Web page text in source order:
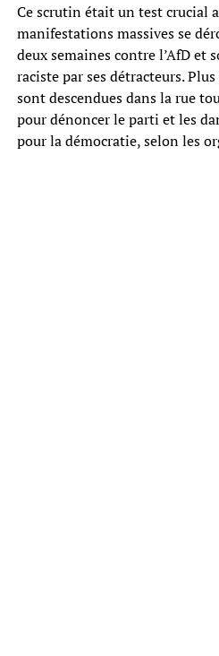
Ce scrutin était un test crucial
manifestations massives se
deux semaines contre l’AfD et
raciste par ses détracteurs.
sont descendues dans la rue
pour dénoncer le parti et les
pour la démocratie, selon les